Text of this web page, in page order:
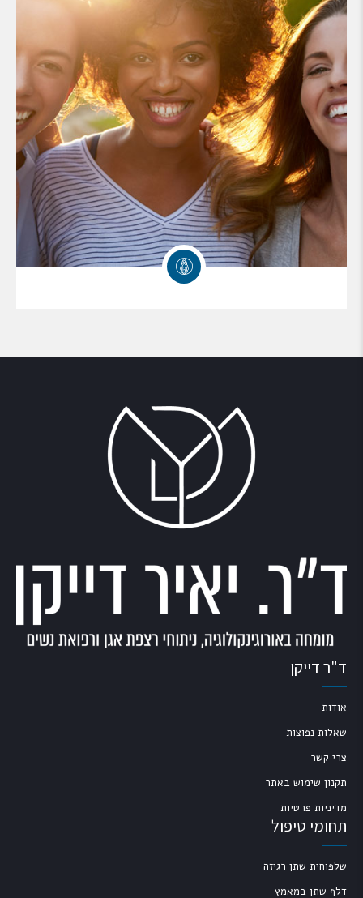
ד"ר דייקן
אודות
שאלות נפוצות
צרי קשר
תקנון שימוש באתר
מדיניות פרטיות
תחומי טיפול
שלפוחית שתן רגיזה
דלף שתן במאמץ